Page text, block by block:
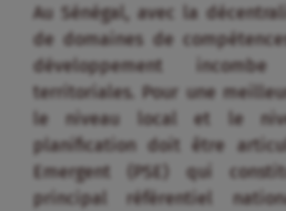
Au Sénégal, avec la
de domaines de
développement
territoriales. Pour une
le niveau local et le
planification doit être
Emergent (PSE) qui
principal référentiel